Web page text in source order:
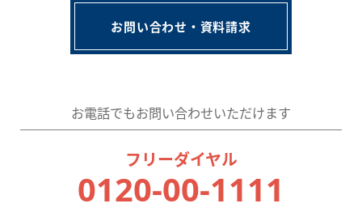
お問い合わせ・資料請求
お電話でもお問い合わせいただけます
フリーダイヤル
0120-00-1111